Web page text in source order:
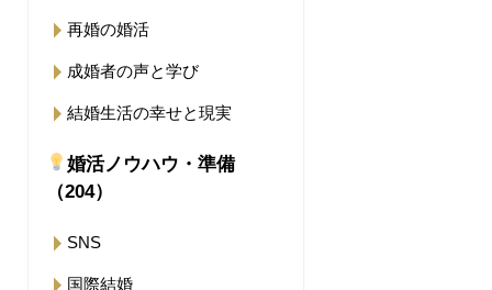
再婚の婚活
成婚者の声と学び
結婚生活の幸せと現実
婚活ノウハウ・準備
（204）
SNS
国際結婚